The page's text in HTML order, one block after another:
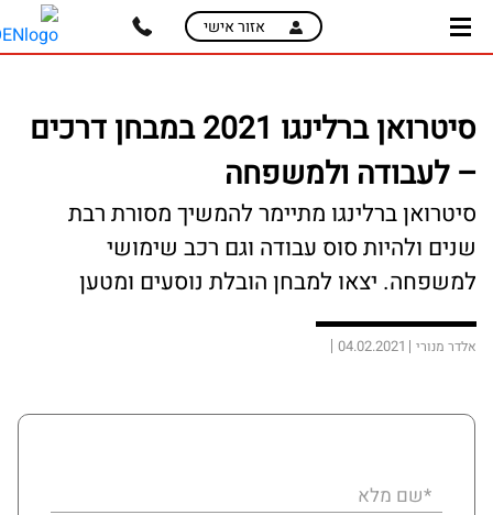
skip
skip
אזור אישי
סיטרואן ברלינגו 2021 במבחן דרכים
– לעבודה ולמשפחה
סיטרואן ברלינגו מתיימר להמשיך מסורת רבת
שנים ולהיות סוס עבודה וגם רכב שימושי
למשפחה. יצאו למבחן הובלת נוסעים ומטען
אלדר מנורי 04.02.2021
*שם מלא